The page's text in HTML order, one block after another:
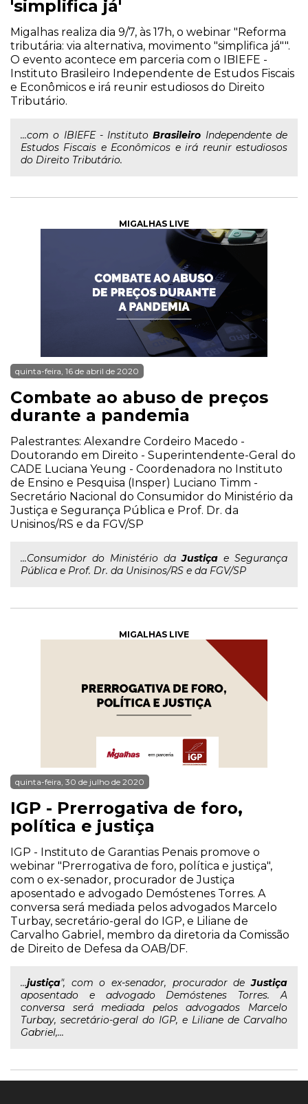
'simplifica já'
Migalhas realiza dia 9/7, às 17h, o webinar "Reforma
tributária: via alternativa, movimento "simplifica já"".
O evento acontece em parceria com o IBIEFE -
Instituto Brasileiro Independente de Estudos Fiscais
e Econômicos e irá reunir estudiosos do Direito
Tributário.
...com o IBIEFE - InstitutoBrasileiro Independente de
Estudos Fiscais e Econômicos e irá reunir estudiosos
do Direito Tributário.
MIGALHAS LIVE
quinta-feira, 16 de abril de 2020
Combate ao abuso de preços
durante a pandemia
Palestrantes: Alexandre Cordeiro Macedo -
Doutorando em Direito - Superintendente-Geral do
CADE Luciana Yeung - Coordenadora no Instituto
de Ensino e Pesquisa (Insper) Luciano Timm -
Secretário Nacional do Consumidor do Ministério da
Justiça e Segurança Pública e Prof. Dr. da
Unisinos/RS e da FGV/SP
...Consumidor do Ministério daJustiça e Segurança
Pública e Prof. Dr. da Unisinos/RS e da FGV/SP
MIGALHAS LIVE
quinta-feira, 30 de julho de 2020
IGP - Prerrogativa de foro,
política e justiça
IGP - Instituto de Garantias Penais promove o
webinar "Prerrogativa de foro, política e justiça",
com o ex-senador, procurador de Justiça
aposentado e advogado Demóstenes Torres. A
conversa será mediada pelos advogados Marcelo
Turbay, secretário-geral do IGP, e Liliane de
Carvalho Gabriel, membro da diretoria da Comissão
de Direito de Defesa da OAB/DF.
...justiça", com o ex-senador, procurador deJustiça
aposentado e advogado Demóstenes Torres. A
conversa será mediada pelos advogados Marcelo
Turbay, secretário-geral do IGP, e Liliane de Carvalho
Gabriel,...